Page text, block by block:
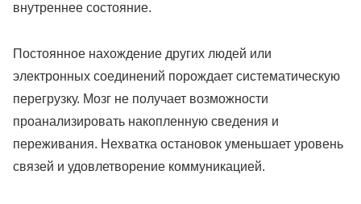
внутреннее состояние.
Постоянное нахождение других людей или
электронных соединений порождает систематическую
перегрузку. Мозг не получает возможности
проанализировать накопленную сведения и
переживания. Нехватка остановок уменьшает уровень
связей и удовлетворение коммуникацией.